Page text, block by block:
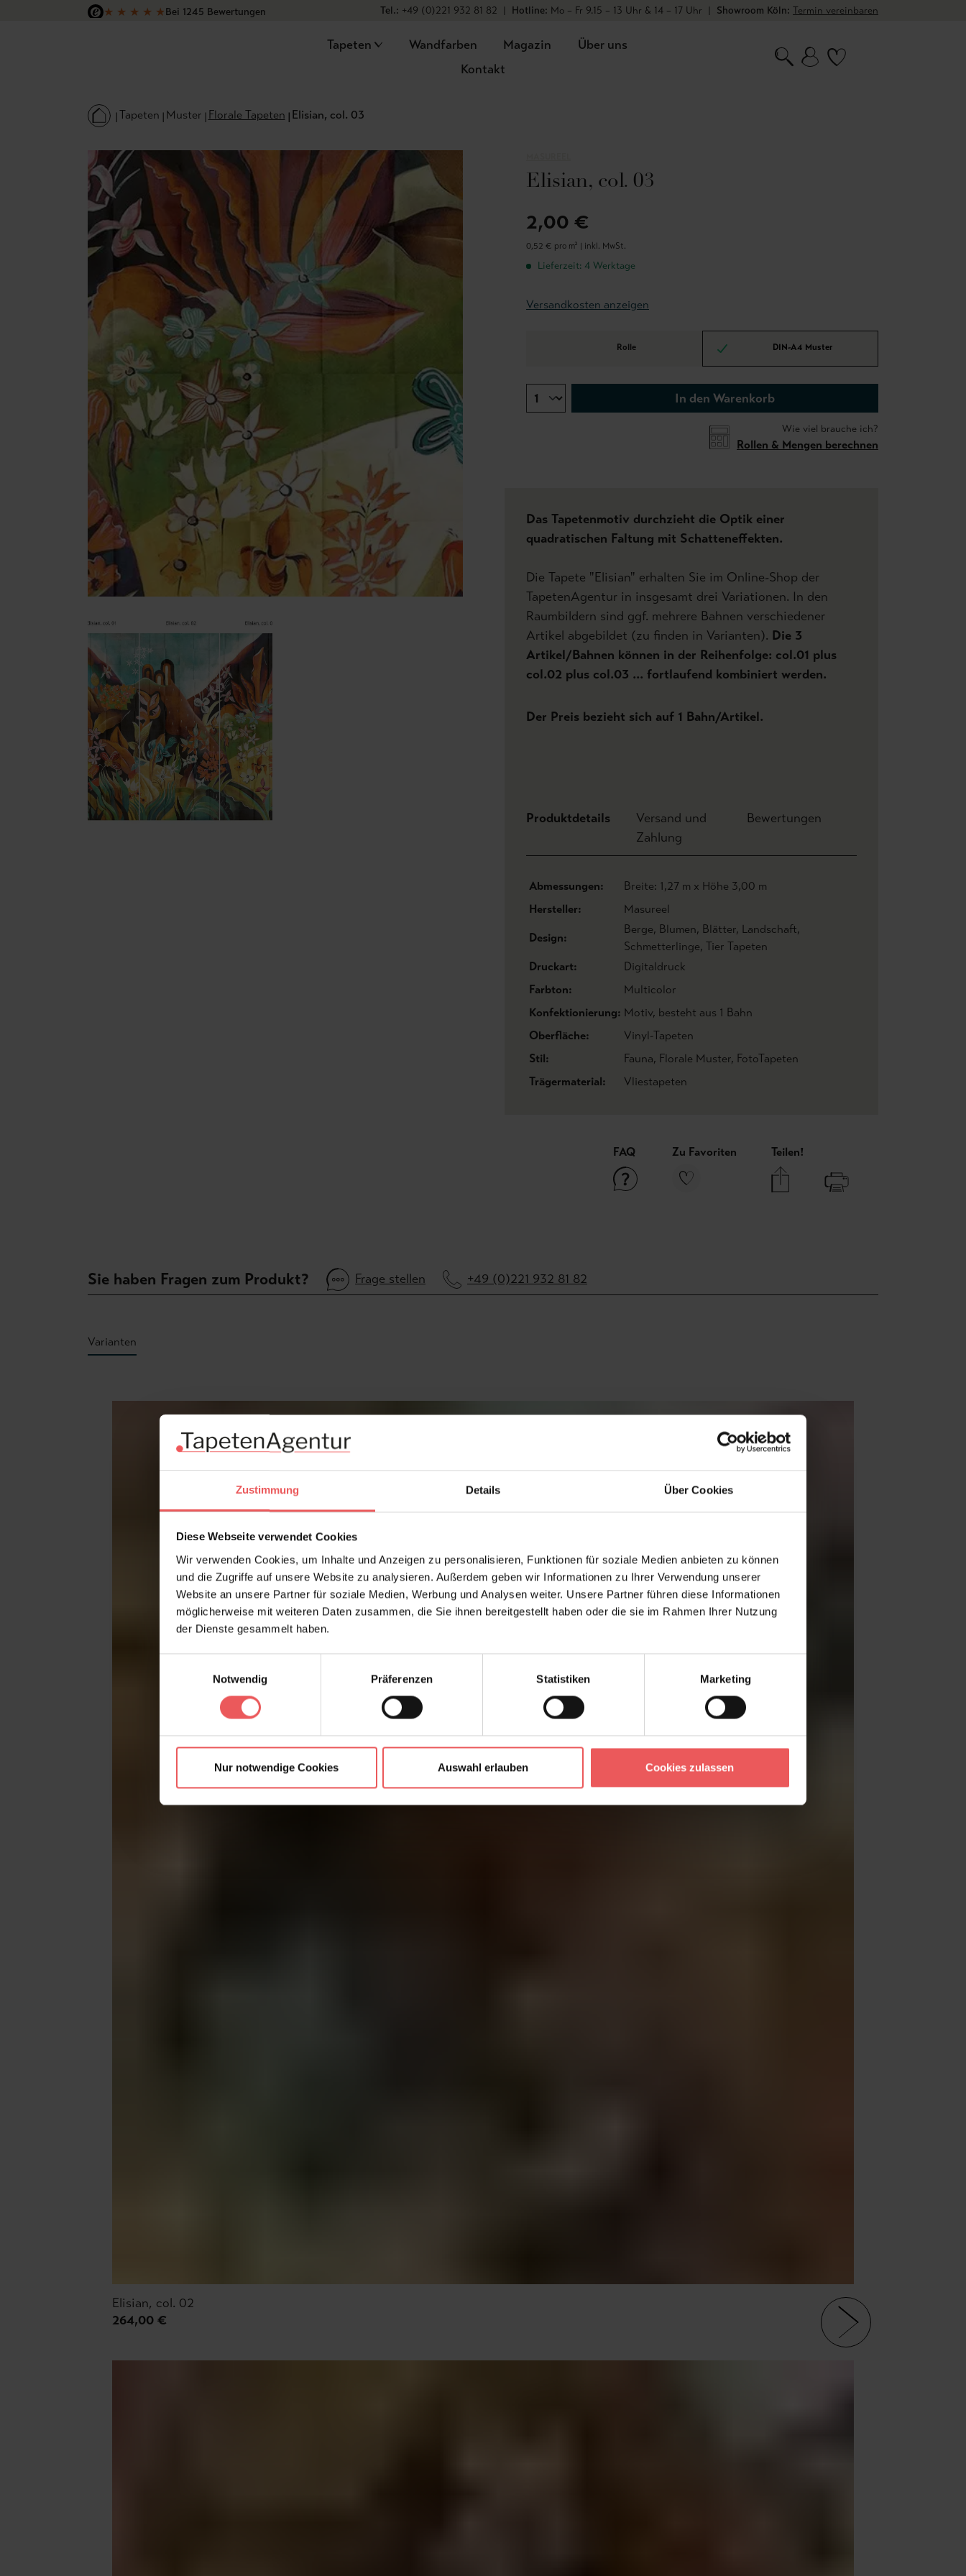
Zustimmung Details Über Cookies
Diese Webseite verwendet Cookies
Wir verwenden Cookies, um Inhalte und Anzeigen zu personalisieren, Funktionen für soziale Medien anbieten zu können
und die Zugriffe auf unsere Website zu analysieren. Außerdem geben wir Informationen zu Ihrer Verwendung unserer
Website an unsere Partner für soziale Medien, Werbung und Analysen weiter. Unsere Partner führen diese Informationen
möglicherweise mit weiteren Daten zusammen, die Sie ihnen bereitgestellt haben oder die sie im Rahmen Ihrer Nutzung
der Dienste gesammelt haben.
Notwendig
Präferenzen Statistiken Marketing
Nur notwendige Cookies Auswahl erlauben Cookies zulassen
Hauptinhalt springen
Zur Suche springen
Zur Hauptnavigation springen
★ ★ ★ ★ ★Bei 1245 Bewertungen
Tel.: +49 (0)221 932 81 82 | Hotline: Mo – Fr 9.15 – 13 Uhr & 14 – 17 Uhr | Showroom Köln: Termin vereinbaren
Tapeten Wandfarben Magazin
Über uns
Kontakt
Tapeten Muster Florale Tapeten Elisian, col. 03
Elisian, col. 03
2,00 €
0,52 € pro m² | inkl. MwSt.
Lieferzeit: 4 Werktage
Versandkosten anzeigen
Rolle DIN-A4 Muster
In den Warenkorb
Wie viel brauche ich?
Rollen & Mengen berechnen
Das Tapetenmotiv durchzieht die Optik einer
quadratischen Faltung mit Schatteneffekten.
Die Tapete "Elisian" erhalten Sie im Online-Shop der
TapetenAgentur in insgesamt drei Variationen. In den
Raumbildern sind ggf. mehrere Bahnen verschiedener
Artikel abgebildet (zu finden in Varianten). Die 3
Artikel/Bahnen können in der Reihenfolge: col.01 plus
col.02 plus col.03 ... fortlaufend kombiniert werden.
Der Preis bezieht sich auf 1 Bahn/Artikel.
Produktdetails
Versand und
Zahlung
Bewertungen
Abmessungen:
Breite: 1,27 m x Höhe 3,00 m
Hersteller:
Masureel
Design:
Berge, Blumen, Blätter, Landschaft,
Schmetterlinge, Tier Tapeten
Druckart:
Digitaldruck
Farbton:
Multicolor
Konfektionierung: Motiv, besteht aus 1 Bahn
Oberfläche:
Vinyl-Tapeten
Stil:
Fauna, Florale Muster, FotoTapeten
Trägermaterial:
Vliestapeten
FAQ Zu Favoriten Teilen!
Sie haben Fragen zum Produkt? Frage stellen +49 (0)221 932 81 82
Varianten
Elisian, col. 02
264,00 €